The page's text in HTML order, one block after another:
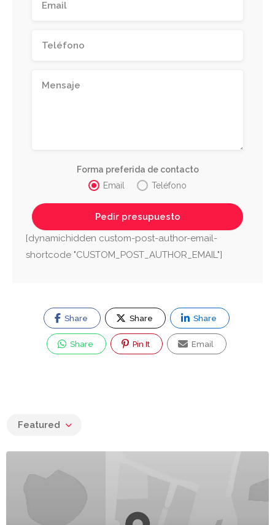
Forma preferida de contacto
Email
Teléfono
[dynamichidden custom-post-author-email-
shortcode "CUSTOM_POST_AUTHOR_EMAIL"]
Share Share Share
Share Pin It Email
Featured